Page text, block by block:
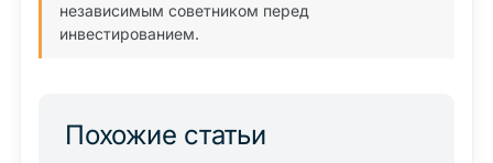
независимым советником перед
инвестированием.
Похожие статьи